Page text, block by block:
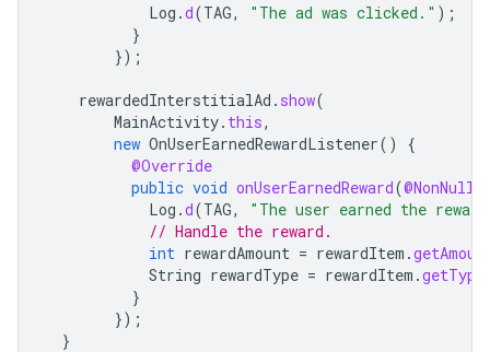
Log .d(TAG, "The ad was clicked." );
}
});
rewardedInterstitialAd . show(
MainActivity. this,
new OnUserEarnedRewardListener()
{
@Override
public void onUserEarnedReward(@NonNull
Log .d(TAG,
"The user earned the
// Handle the reward.
int rewardAmount = rewardItem .
String rewardType = rewardItem .getType
}
});
}